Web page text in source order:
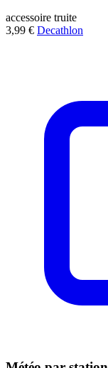
accessoire truite
3,99 € Decathlon